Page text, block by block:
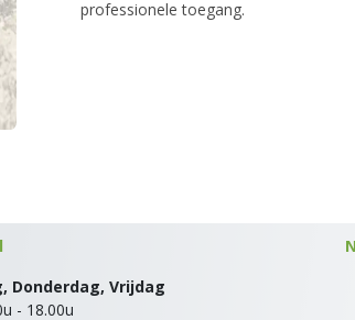
professionele toegang.
Donderdag, Vrijdag
- 18.00u